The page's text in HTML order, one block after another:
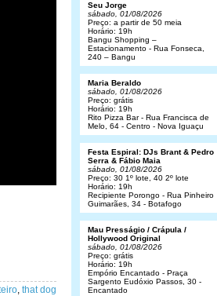
, that dog
Seu Jorge
sábado, 01/08/2026
Preço: a partir de 50 meia
Horário: 19h
Bangu Shopping –
Estacionamento - Rua Fonseca,
240 – Bangu
Maria Beraldo
sábado, 01/08/2026
Preço: grátis
Horário: 19h
Rito Pizza Bar - Rua Francisca de
Melo, 64 - Centro - Nova Iguaçu
Festa Espiral: DJs Brant & Pedro
Serra & Fábio Maia
sábado, 01/08/2026
Preço: 30 1º lote, 40 2º lote
Horário: 19h
Recipiente Porongo - Rua Pinheiro
Guimarães, 34 - Botafogo
Mau Presságio / Crápula /
Hollywood Original
sábado, 01/08/2026
Preço: grátis
Horário: 19h
Empório Encantado - Praça
Sargento Eudóxio Passos, 30 -
Encantado